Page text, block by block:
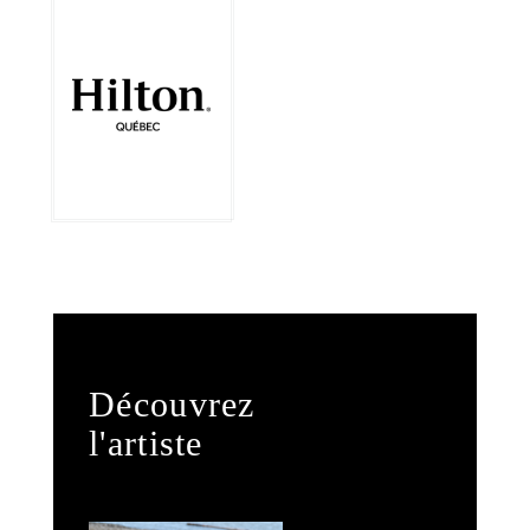
Découvrez
l'artiste